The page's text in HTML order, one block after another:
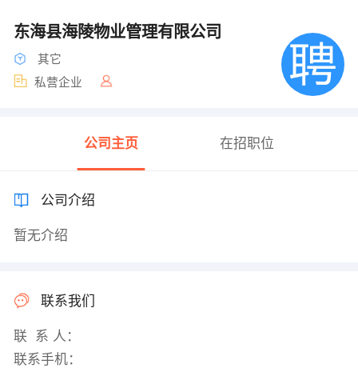
东海县海陵物业管理有限公司
其它
私营企业
公司主页 在招职位
公司介绍
暂无介绍
联系我们
联 系 人：
联系手机：